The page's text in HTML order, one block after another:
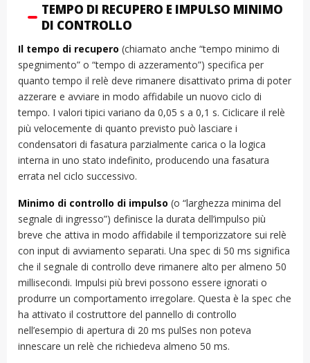
TEMPO DI RECUPERO E IMPULSO MINIMO
DI CONTROLLO
Il tempo di recupero (chiamato anche “tempo minimo di
spegnimento” o “tempo di azzeramento”) specifica per
quanto tempo il relè deve rimanere disattivato prima di poter
azzerare e avviare in modo affidabile un nuovo ciclo di
tempo. I valori tipici variano da 0,05 s a 0,1 s. Ciclicare il relè
più velocemente di quanto previsto può lasciare i
condensatori di fasatura parzialmente carica o la logica
interna in uno stato indefinito, producendo una fasatura
errata nel ciclo successivo.
Minimo di controllo di impulso (o “larghezza minima del
segnale di ingresso”) definisce la durata dell’impulso più
breve che attiva in modo affidabile il temporizzatore sui relè
con input di avviamento separati. Una spec di 50 ms significa
che il segnale di controllo deve rimanere alto per almeno 50
millisecondi. Impulsi più brevi possono essere ignorati o
produrre un comportamento irregolare. Questa è la spec che
ha attivato il costruttore del pannello di controllo
nell’esempio di apertura di 20 ms pulSes non poteva
innescare un relè che richiedeva almeno 50 ms.